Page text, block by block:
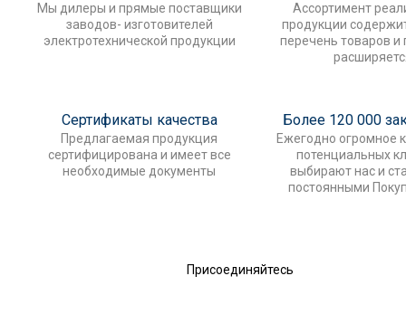
Мы дилеры и прямые поставщики
заводов- изготовителей
электротехнической продукции
Ассортимент
продукции
перечень товаров и
Сертификаты качества
Предлагаемая продукция
сертифицирована и имеет все
необходимые документы
Более 120 000
Ежегодно огромное
потенциальных
выбирают нас и
постоянными
Присоединяйтесь